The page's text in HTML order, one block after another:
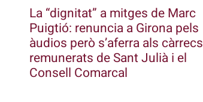
La “dignitat” a mitges de Marc
Puigtió: renuncia a Girona pels
àudios però s’aferra als càrrecs
remunerats de Sant Julià i el
Consell Comarcal